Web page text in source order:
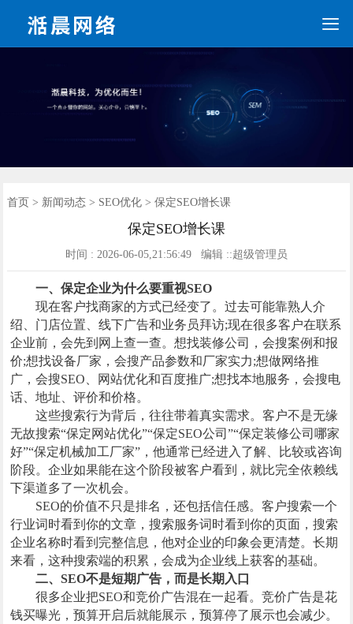

首页> 新闻动态> SEO优化> 保定SEO增长课
保定SEO增长课
时间 : 2026-06-05,21:56:49 编辑 ::超级管理员
一、保定企业为什么要重视SEO
现在客户找商家的方式已经变了。过去可能靠熟人介
绍、门店位置、线下广告和业务员拜访;现在很多客户在联系
企业前，会先到网上查一查。想找装修公司，会搜案例和报
价;想找设备厂家，会搜产品参数和厂家实力;想做网络推
广，会搜SEO、网站优化和百度推广;想找本地服务，会搜电
话、地址、评价和价格。
这些搜索行为背后，往往带着真实需求。客户不是无缘
无故搜索“保定网站优化”“保定SEO公司”“保定装修公司哪家
好”“保定机械加工厂家”，他通常已经进入了解、比较或咨询
阶段。企业如果能在这个阶段被客户看到，就比完全依赖线
下渠道多了一次机会。
SEO的价值不只是排名，还包括信任感。客户搜索一个
行业词时看到你的文章，搜索服务词时看到你的页面，搜索
企业名称时看到完整信息，他对企业的印象会更清楚。长期
来看，这种搜索端的积累，会成为企业线上获客的基础。
二、SEO不是短期广告，而是长期入口
很多企业把SEO和竞价广告混在一起看。竞价广告是花
钱买曝光，预算开启后就能展示，预算停了展示也会减少。